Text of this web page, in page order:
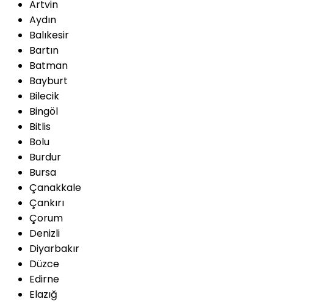
Artvin
Aydın
Balıkesir
Bartın
Batman
Bayburt
Bilecik
Bingöl
Bitlis
Bolu
Burdur
Bursa
Çanakkale
Çankırı
Çorum
Denizli
Diyarbakır
Düzce
Edirne
Elazığ